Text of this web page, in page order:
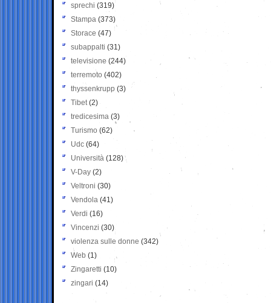
sprechi (319)
Stampa (373)
Storace (47)
subappalti (31)
televisione(244)
terremoto (402)
thyssenkrupp (3)
Tibet(2)
tredicesima (3)
Turismo (62)
Udc (64)
Università (128)
V-Day (2)
Veltroni (30)
Vendola (41)
Verdi (16)
Vincenzi (30)
violenza sulle donne (342)
Web (1)
Zingaretti (10)
zingari (14)